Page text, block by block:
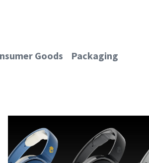
Goods Packaging